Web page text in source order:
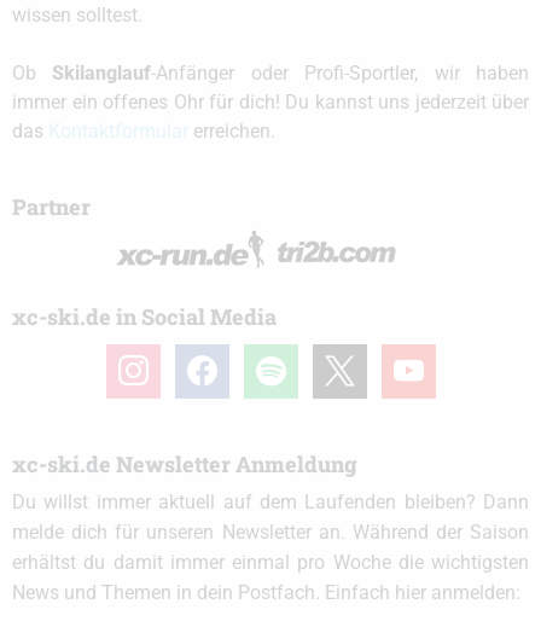
wissen solltest.
Ob Skilanglauf-Anfänger oder Profi-Sportler, wir haben
immer ein offenes Ohr für dich! Du kannst uns jederzeit über
das
erreichen.
Partner
xc-ski.de in Social Media
instagramfacebook spotify youtube
xc-ski.de Newsletter Anmeldung
Du willst immer aktuell auf dem Laufenden bleiben? Dann
melde dich für unseren Newsletter an. Während der Saison
erhältst du damit immer einmal pro Woche die wichtigsten
News und Themen in dein Postfach. Einfach hier anmelden: